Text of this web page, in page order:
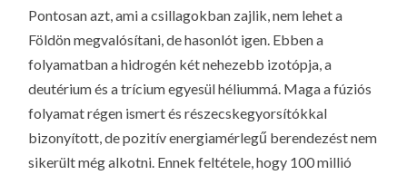
Pontosan azt, ami a csillagokban zajlik, nem lehet a
Földön megvalósítani, de hasonlót igen. Ebben a
folyamatban a hidrogén két nehezebb izotópja, a
deutérium és a trícium egyesül héliummá. Maga a fúziós
folyamat régen ismert és részecskegyorsítókkal
bizonyított, de pozitív energiamérlegű berendezést nem
sikerült még alkotni. Ennek feltétele, hogy 100 millió